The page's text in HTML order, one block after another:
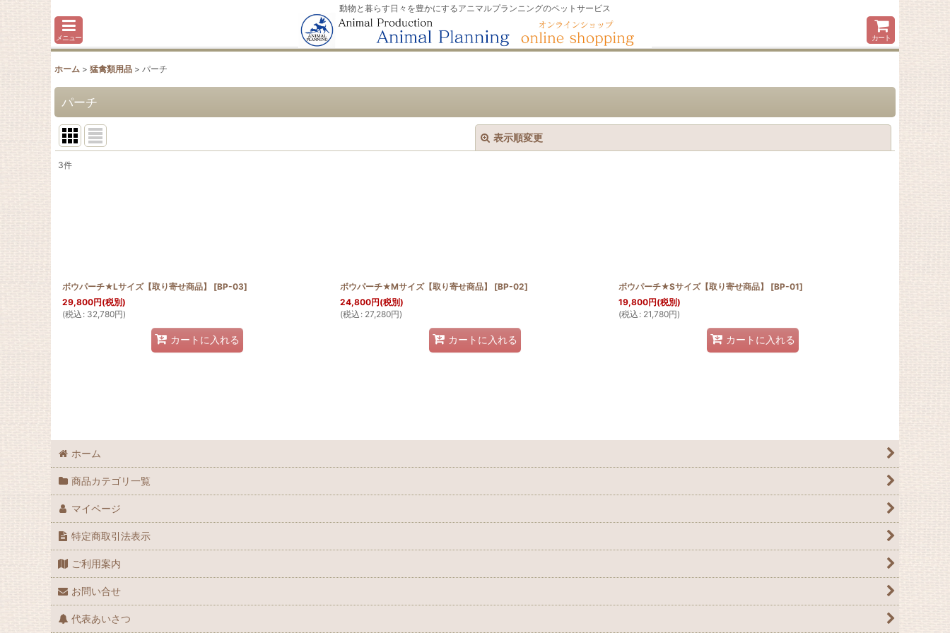
動物と暮らす日々を豊かにするアニマルプランニングのペットサービス
メニュー カート
ホーム > 猛禽類用品 > パーチ
パーチ
表示順変更
3件
ボウパーチ★Lサイズ【取り寄せ商品】 [BP-03]
29,800円(税別)
(税込 : 32,780円)
カートに入れる
ボウパーチ★Mサイズ【取り寄せ商品】 [BP-02]
24,800円(税別)
(税込 : 27,280円)
カートに入れる
ボウパーチ★Sサイズ【取り寄せ商品】 [BP-01]
19,800円(税別)
(税込 : 21,780円)
カートに入れる
ホーム
商品カテゴリ一覧
マイページ
特定商取引法表示
ご利用案内
お問い合せ
代表あいさつ